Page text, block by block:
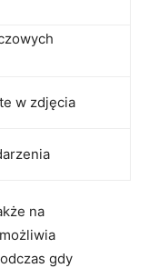
w zdjęcia
na
gdy